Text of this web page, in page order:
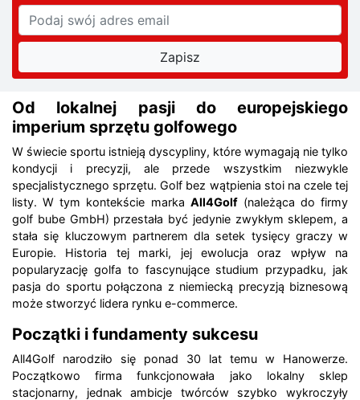
Od lokalnej pasji do europejskiego
imperium sprzętu golfowego
W świecie sportu istnieją dyscypliny, które wymagają nie tylko
kondycji i precyzji, ale przede wszystkim niezwykle
specjalistycznego sprzętu. Golf bez wątpienia stoi na czele tej
listy. W tym kontekście marka All4Golf(należąca do firmy
golf bube GmbH) przestała być jedynie zwykłym sklepem, a
stała się kluczowym partnerem dla setek tysięcy graczy w
Europie. Historia tej marki, jej ewolucja oraz wpływ na
popularyzację golfa to fascynujące studium przypadku, jak
pasja do sportu połączona z niemiecką precyzją biznesową
może stworzyć lidera rynku e-commerce.
Początki i fundamenty sukcesu
All4Golf narodziło się ponad 30 lat temu w Hanowerze.
Początkowo firma funkcjonowała jako lokalny sklep
stacjonarny, jednak ambicje twórców szybko wykroczyły